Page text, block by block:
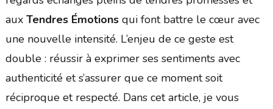
aux Tendres Émotionsqui font battre le cœur avec
une nouvelle intensité. L’enjeu de ce geste est
double : réussir à exprimer ses sentiments avec
authenticité et s’assurer que ce moment soit
réciproque et respecté. Dans cet article, je vous